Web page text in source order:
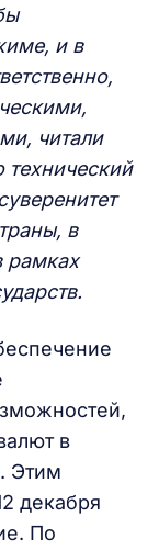
и в
читали
в
рамках
в
Этим
декабря
По